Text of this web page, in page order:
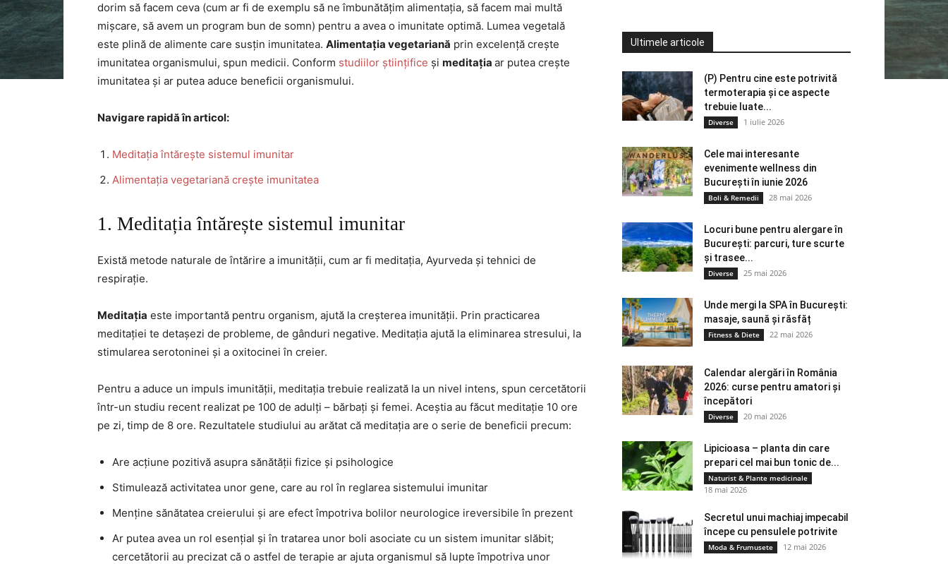
dorim să facem ceva (cum ar fi de exemplu să ne îmbunătățim alimentația, să facem mai multă
mișcare, să avem un program bun de somn) pentru a avea o imunitate optimă. Lumea vegetală
este plină de alimente care susțin imunitatea. Alimentația vegetariană prin excelență crește
imunitatea organismului, spun medicii. Conform studiilor științifice și meditația ar putea crește
imunitatea și ar putea aduce beneficii organismului.
Navigare rapidă în articol:
Meditația întărește sistemul imunitar
Alimentația vegetariană crește imunitatea
1. Meditația întărește sistemul imunitar
Există metode naturale de întărire a imunității, cum ar fi meditația, Ayurveda și tehnici de
respirație.
Meditația este importantă pentru organism, ajută la creșterea imunității. Prin practicarea
meditației te detașezi de probleme, de gânduri negative. Meditația ajută la eliminarea stresului, la
stimularea serotoninei și a oxitocinei în creier.
Pentru a aduce un impuls imunității, meditația trebuie realizată la un nivel intens, spun cercetătorii
într-un studiu recent realizat pe 100 de adulți – bărbați și femei. Aceștia au făcut meditație 10 ore
pe zi, timp de 8 ore. Rezultatele studiului au arătat că meditația are o serie de beneficii precum:
Are acțiune pozitivă asupra sănătății fizice și psihologice
Stimulează activitatea unor gene, care au rol în reglarea sistemului imunitar
Menține sănătatea creierului și are efect împotriva bolilor neurologice ireversibile în prezent
Ar putea avea un rol esențial și în tratarea unor boli asociate cu un sistem imunitar slăbit;
cercetătorii au precizat că o astfel de terapie ar ajuta organismul să lupte împotriva unor
Ultimele articole
(P) Pentru cine este potrivită
termoterapia și ce aspecte
trebuie luate...
Diverse 1 iulie 2026
Cele mai interesante
evenimente wellness din
București în iunie 2026
Boli & Remedii 28 mai 2026
Locuri bune pentru alergare în
București: parcuri, ture scurte
și trasee...
Diverse 25 mai 2026
Unde mergi la SPA în București:
masaje, saună și răsfăț
Fitness & Diete 22 mai 2026
Calendar alergări în România
2026: curse pentru amatori și
începători
Diverse 20 mai 2026
Lipicioasa – planta din care
prepari cel mai bun tonic de...
Naturist & Plante medicinale
18 mai 2026
Secretul unui machiaj impecabil
începe cu pensulele potrivite
Moda & Frumusete 12 mai 2026